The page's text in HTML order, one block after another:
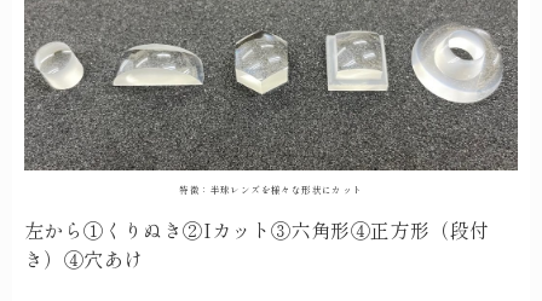
特徴：半球レンズを様々な形状にカット
左から①くりぬき②Iカット③六角形④正方形（段付
き）④穴あけ